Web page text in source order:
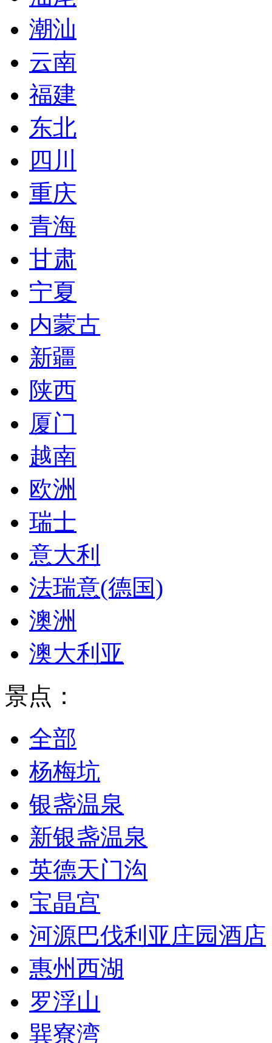
潮汕
云南
福建
东北
四川
重庆
青海
甘肃
宁夏
内蒙古
新疆
陕西
厦门
越南
欧洲
瑞士
意大利
法瑞意(德国)
澳洲
澳大利亚
景点：
全部
杨梅坑
银盏温泉
新银盏温泉
英德天门沟
宝晶宫
河源巴伐利亚庄园酒店
惠州西湖
罗浮山
巽寮湾